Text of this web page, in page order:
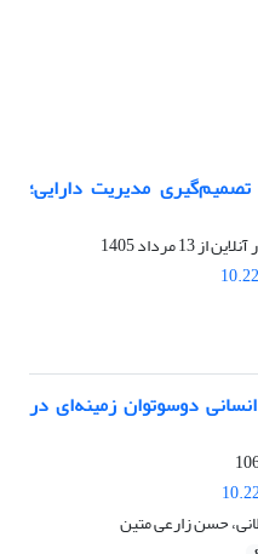
مدیریت دارایی؛
از13 مرداد 1405
دوسوتوان زمینه‌ای در
حسن زارعی متین